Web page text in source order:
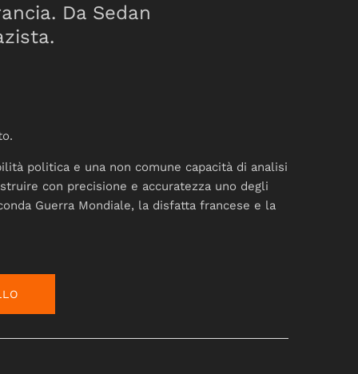
Da Sedan
politica e una non comune capacità di analisi
con precisione e accuratezza uno degli
Guerra Mondiale, la disfatta francese e la